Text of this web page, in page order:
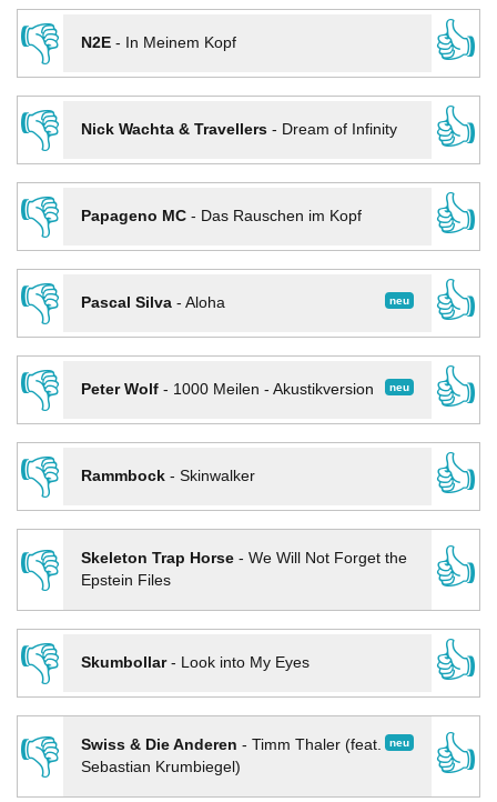
👎
N2E- In Meinem Kopf
👍
👎
Nick Wachta & Travellers- Dream of Infinity
👍
👎
Papageno MC- Das Rauschen im Kopf
👍
👎
neu
Pascal Silva- Aloha
👍
👎
neu
Peter Wolf- 1000 Meilen - Akustikversion
👍
👎
Rammbock- Skinwalker
👍
👎
Skeleton Trap Horse- We Will Not Forget the
Epstein Files
👍
👎
Skumbollar- Look into My Eyes
👍
👎
neu
Swiss & Die Anderen - Timm Thaler (feat.
Sebastian Krumbiegel)
👍